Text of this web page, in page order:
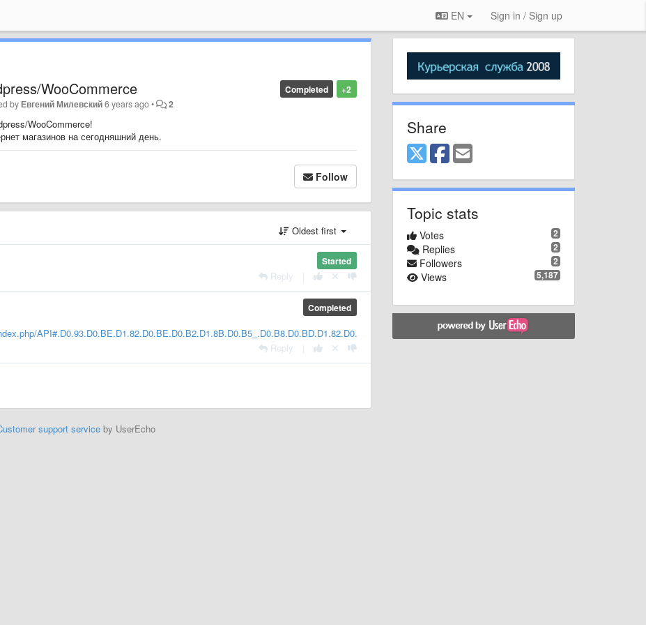
EN Sign in / Sign up
+2
Completed
WooCommerce
byЕвгений Милевский6 years ago• 2
WooCommerce!
магазинов на сегодняшний день.
Follow
Oldest first
Started
Reply
Completed
API#.D0.93.D0.BE.D1.82.D0.BE.D0.B2.D1.8B.D0.B5_.D0.B8.D0.BD.D1.82.D0.B5.D0.B3.D1.80.D0.B0.D1.86.D0.B8.D0.B8
Reply
support serviceby UserEcho
Share
Topic stats
2
Votes
2
Replies
2
Followers
5,187
Views